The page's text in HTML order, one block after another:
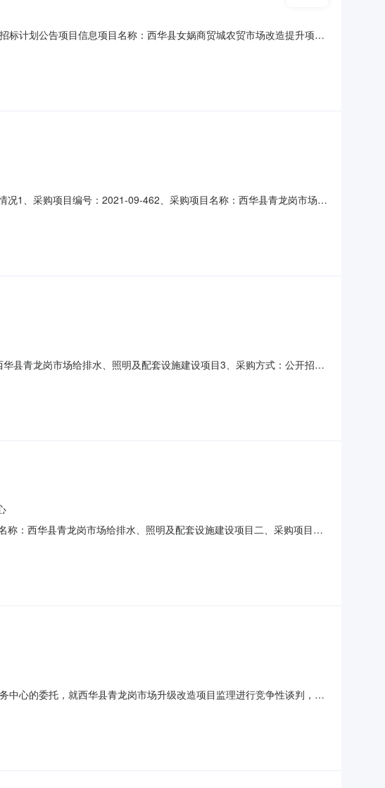
计划公告项目信息项目名称：西华县女娲商贸城农贸市场改造提升项目
统改造各1项。计划招标时间：2025年12月06日招标人招标人：西华县
1、采购项目编号：2021-09-462、采购项目名称：西华县青龙岗市场给
套设施建设(详见工程量清单)河南江国建设有限公司黄河路东段红星龙
县青龙岗市场给排水、照明及配套设施建设项目3、采购方式：公开招标
路东段红星龙都广场1B栋17楼17183,006,912.97元序号名称品牌（
：西华县青龙岗市场给排水、照明及配套设施建设项目二、采购项目编
段划分：1个标段3.资金来源：财政资金4.质量要求：符合现行国家和行
心的委托，就西华县青龙岗市场升级改造项目监理进行竞争性谈判，按
在《中国招标投标公共服务平台》、《中国采购与招标网》上同时发